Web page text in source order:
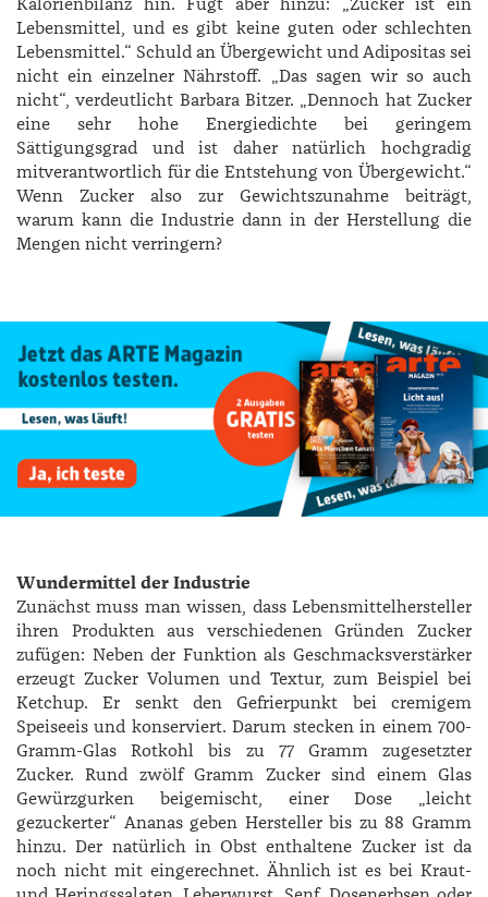
Lebensmittel, und es gibt keine guten oder schlechten
Lebensmittel.“ Schuld an Übergewicht und Adipositas sei
nicht ein einzelner Nährstoff. „Das sagen wir so auch
nicht“, verdeutlicht ­Barbara ­Bitzer. „Dennoch hat Zucker
eine sehr hohe Energiedichte bei geringem
Sättigungsgrad und ist daher natürlich hochgradig
mitverantwortlich für die Entstehung von Übergewicht.“
Wenn Zucker also zur Gewichtszunahme beiträgt,
warum kann die Industrie dann in der Herstellung die
Mengen nicht verringern?
Wundermittel der Industrie
Zunächst muss man wissen, dass Lebensmittelhersteller
ihren Produkten aus verschiedenen Gründen Zucker
zufügen: Neben der Funktion als Geschmacksverstärker
erzeugt Zucker Volumen und Textur, zum Beispiel bei
Ketchup. Er senkt den Gefrierpunkt bei cremigem
Speiseeis und konserviert. Darum stecken in einem 700-
Gramm-Glas Rotkohl bis zu 77 Gramm zugesetzter
Zucker. Rund zwölf Gramm Zucker sind einem Glas
Gewürzgurken beigemischt, einer Dose „leicht
gezuckerter“ Ananas geben Hersteller bis zu 88 Gramm
hinzu. Der natürlich in Obst enthaltene Zucker ist da
noch nicht mit eingerechnet. Ähnlich ist es bei Kraut-